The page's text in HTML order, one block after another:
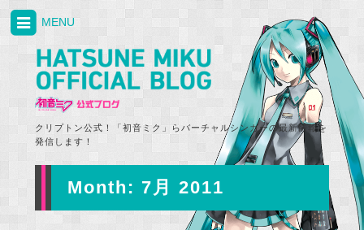
クリプトン公式！「初音ミク」らバーチャルシンガーの最新情報を
発信します！
MENU
Month: 7月 2011